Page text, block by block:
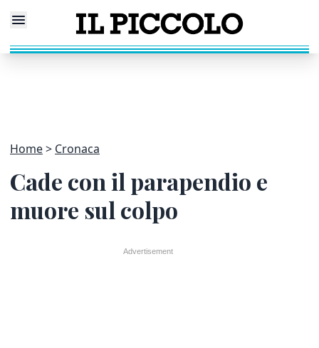
Home Cronaca
Cade con il parapendio e
muore sul colpo